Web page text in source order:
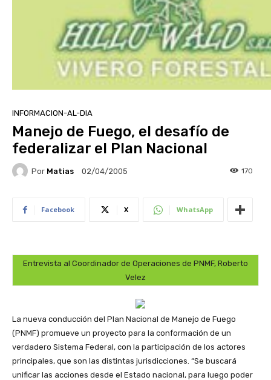
INFORMACION-AL-DIA
Manejo de Fuego, el desafío de
federalizar el Plan Nacional
Por Matias 02/04/2005 170
Facebook X WhatsApp
Entrevista al Coordinador de Operaciones de PNMF, Roberto
Velez
La nueva conducción del Plan Nacional de Manejo de Fuego
(PNMF) promueve un proyecto para la conformación de un
verdadero Sistema Federal, con la participación de los actores
principales, que son las distintas jurisdicciones. “Se buscará
unificar las acciones desde el Estado nacional, para luego poder